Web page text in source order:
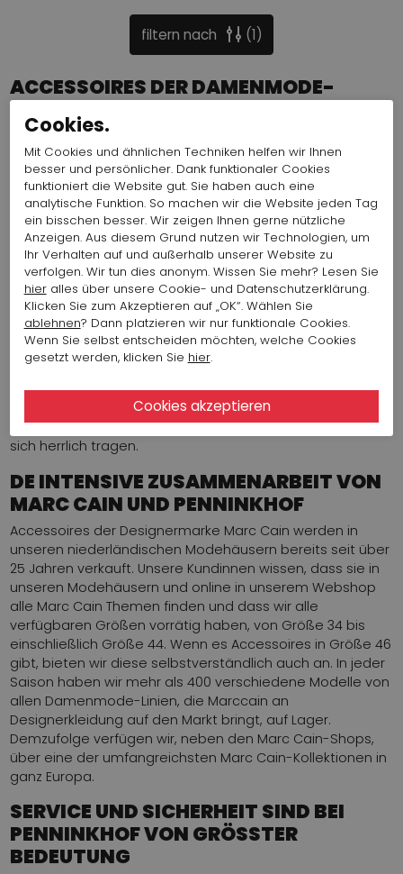
filtern nach 1
ACCESSOIRES DER DAMENMODE-
KOLLEKTION VON DESIGNERMARKE
MARC CAIN FINDEN SIE AUF
PENNINKHOF.DE
Marc Cain ist eine exklusive deutsche Top-Designermarke
für aktuelle Damenmode. Eine Marke, die mit ihren
schönen und sehr femininen Themen jede Frau komplett
ausstattet. Die Kollektion ist unterteilt in Marccain und
Marccain Sports. Diese beiden Linien bestehen in jeder
Saison jeweils aus mindestens sechs verschiedenen
Themen. Die exklusiven Prints sind einzigartig und werden
von Marc Cain selbst entworfen und ausgearbeitet.
Jedes Thema umfasst Stoffhosen, Röcke, Strickwesten,
Blazer und Accessoires, und jedes Thema erlaubt die
Diese vielseitige Designermarke kann sowohl elegant wie
auch sportlich getragen werden und steht jeder Frau. Die
wunderschöne Qualität und perfekte Passform lassen
sich herrlich tragen.
DE INTENSIVE ZUSAMMENARBEIT VON
MARC CAIN UND PENNINKHOF
Accessoires der Designermarke Marc Cain werden in
unseren niederländischen Modehäusern bereits seit über
25 Jahren verkauft. Unsere Kundinnen wissen, dass sie in
unseren Modehäusern und online in unserem Webshop
alle Marc Cain Themen finden und dass wir alle
verfügbaren Größen vorrätig haben, von Größe 34 bis
einschließlich Größe 44. Wenn es Accessoires in Größe 46
gibt, bieten wir diese selbstverständlich auch an. In jeder
Saison haben wir mehr als 400 verschiedene Modelle von
allen Damenmode-Linien, die Marccain an
Designerkleidung auf den Markt bringt, auf Lager.
Demzufolge verfügen wir, neben den Marc Cain-Shops,
über eine der umfangreichsten Marc Cain-Kollektionen in
ganz Europa.
SERVICE UND SICHERHEIT SIND BEI
PENNINKHOF VON GRÖSSTER
BEDEUTUNG
Cookies.
Mit Cookies und ähnlichen Techniken helfen wir Ihnen
besser und persönlicher. Dank funktionaler Cookies
funktioniert die Website gut. Sie haben auch eine
analytische Funktion. So machen wir die Website jeden Tag
ein bisschen besser. Wir zeigen Ihnen gerne nützliche
Anzeigen. Aus diesem Grund nutzen wir Technologien, um
Ihr Verhalten auf und außerhalb unserer Website zu
verfolgen. Wir tun dies anonym. Wissen Sie mehr? Lesen Sie
hieralles über unsere Cookie- und Datenschutzerklärung.
Klicken Sie zum Akzeptieren auf „OK“. Wählen Sie
ablehnen? Dann platzieren wir nur funktionale Cookies.
Wenn Sie selbst entscheiden möchten, welche Cookies
gesetzt werden, klicken Sie hier.